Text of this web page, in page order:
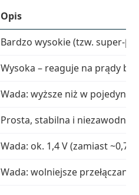
Opis
Bardzo wysokie (tzw. super-β,
Wysoka – reaguje na prądy
Wada: wyższe niż w
Prosta, stabilna i niezawodna
Wada: ok. 1,4 V (zamiast ~0,7
Wada: wolniejsze